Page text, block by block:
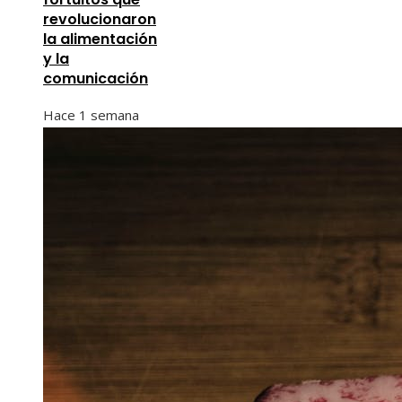
revolucionaron
la alimentación
y la
comunicación
Hace 1 semana